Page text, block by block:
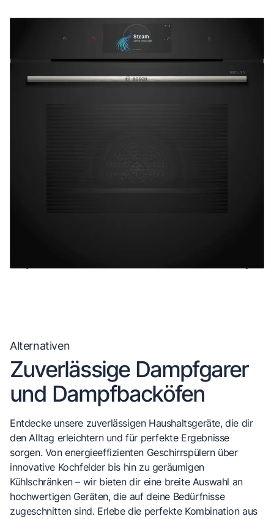
Alternativen
Zuverlässige Dampfgarer
und Dampfbacköfen
Entdecke unsere zuverlässigen Haushaltsgeräte, die dir
den Alltag erleichtern und für perfekte Ergebnisse
sorgen. Von energieeffizienten Geschirrspülern über
innovative Kochfelder bis hin zu geräumigen
Kühlschränken – wir bieten dir eine breite Auswahl an
hochwertigen Geräten, die auf deine Bedürfnisse
zugeschnitten sind. Erlebe die perfekte Kombination aus